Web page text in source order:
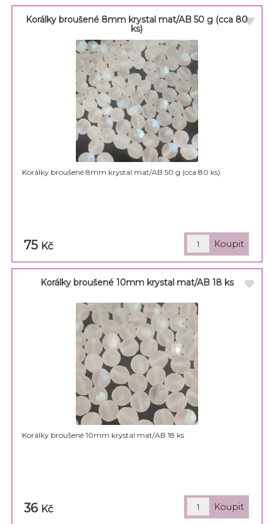
Korálky broušené 8mm krystal mat/AB 50 g (cca 80
ks)
Korálky broušené 8mm krystal mat/AB 50 g (cca 80 ks)
75 Kč
Korálky broušené 10mm krystal mat/AB 18 ks
Korálky broušené 10mm krystal mat/AB 18 ks
36 Kč